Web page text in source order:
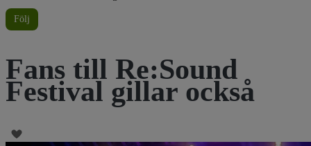
Följ
Fans till Re:Sound
Festival gillar också